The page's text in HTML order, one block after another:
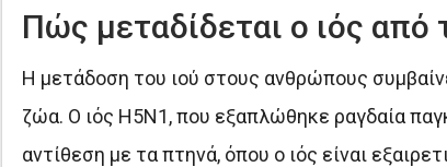
Πώς μεταδίδεται ο ιός
Η μετάδοση του ιού στους ανθρώπους
ζώα. Ο ιός H5N1, που εξαπλώθηκε ραγδαία
αντίθεση με τα πτηνά, όπου ο ιός είναι